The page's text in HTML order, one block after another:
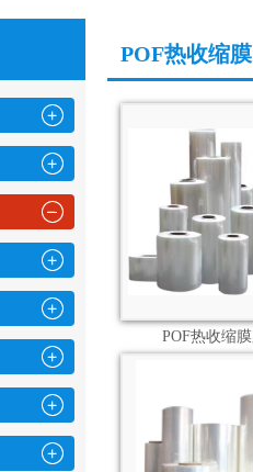
POF热收缩膜
POF热收缩